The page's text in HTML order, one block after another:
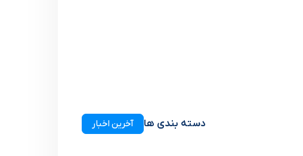
دسته بندی ها آخرین اخبار